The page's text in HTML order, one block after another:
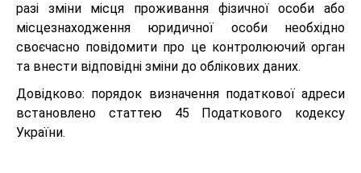
разі зміни місця проживання фізичної особи або
місцезнаходження юридичної особи необхідно
своєчасно повідомити про це контролюючий орган
та внести відповідні зміни до облікових даних.
Довідково: порядок визначення податкової адреси
встановлено статтею 45 Податкового кодексу
України.